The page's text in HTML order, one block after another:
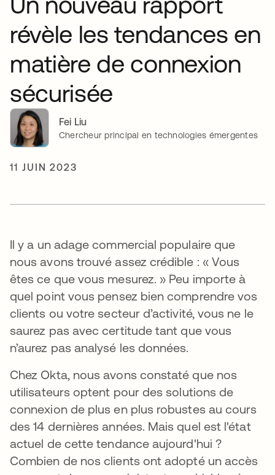
révèle les tendances en
matière de connexion
sécurisée
Fei Liu
Chercheur principal en technologies émergentes
11 JUIN 2023
Il y a un adage commercial populaire que
nous avons trouvé assez crédible : « Vous
êtes ce que vous mesurez. » Peu importe à
quel point vous pensez bien comprendre vos
clients ou votre secteur d’activité, vous ne le
saurez pas avec certitude tant que vous
n’aurez pas analysé les données.
Chez Okta, nous avons constaté que nos
utilisateurs optent pour des solutions de
connexion de plus en plus robustes au cours
des 14 dernières années. Mais quel est l'état
actuel de cette tendance aujourd'hui ?
Combien de nos clients ont adopté un accès